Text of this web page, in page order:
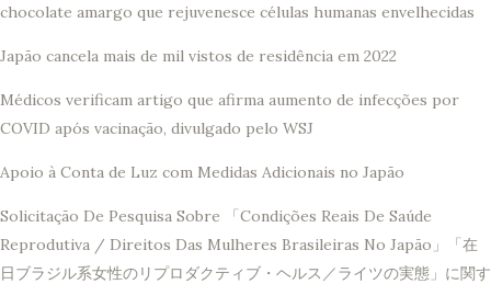
chocolate amargo que rejuvenesce células humanas envelhecidas
Japão cancela mais de mil vistos de residência em 2022
Médicos verificam artigo que afirma aumento de infecções por
COVID após vacinação, divulgado pelo WSJ
Apoio à Conta de Luz com Medidas Adicionais no Japão
Solicitação De Pesquisa Sobre 「Condições Reais De Saúde
Reprodutiva / Direitos Das Mulheres Brasileiras No Japão」「在
日ブラジル系女性のリプロダクティブ・ヘルス／ライツの実態」に関す